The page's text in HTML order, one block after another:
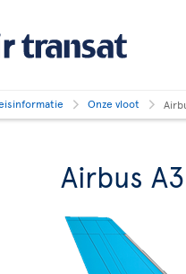
Onze vloot
Airbus